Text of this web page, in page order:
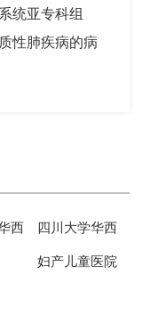
统亚专科组
性肺疾病的病
西 四川大学华西
妇产儿童医院